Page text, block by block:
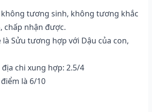
tương sinh, không tương khắc
chấp nhận được.
là Sửu tương hợp với Dậu của con,
chi xung hợp: 2.5/4
là 6/10